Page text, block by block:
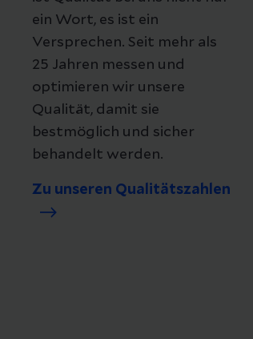
ein Wort, es ist ein
Versprechen. Seit mehr als
25 Jahren messen und
optimieren wir unsere
Qualität, damit sie
bestmöglich und sicher
behandelt werden.
Zu unseren Qualitätszahlen